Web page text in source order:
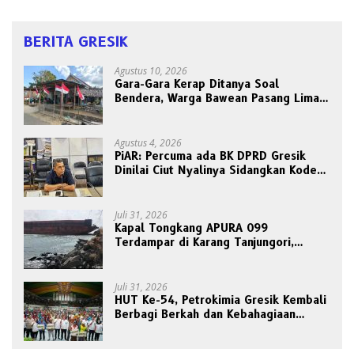
BERITA GRESIK
Agustus 10, 2026
Gara-Gara Kerap Ditanya Soal
Bendera, Warga Bawean Pasang Lima
Agustus 4, 2026
PiAR: Percuma ada BK DPRD Gresik
Dinilai Ciut Nyalinya Sidangkan Kode
Juli 31, 2026
Kapal Tongkang APURA 099
Terdampar di Karang Tanjungori,
Juli 31, 2026
HUT Ke-54, Petrokimia Gresik Kembali
Berbagi Berkah dan Kebahagiaan